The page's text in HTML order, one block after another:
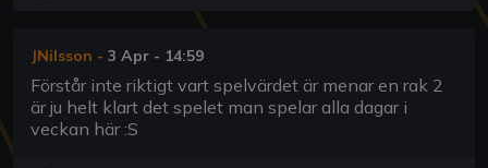
JNilsson - 3 Apr - 14:59
Förstår inte riktigt vart spelvärdet är menar en rak 2
är ju helt klart det spelet man spelar alla dagar i
veckan här :S